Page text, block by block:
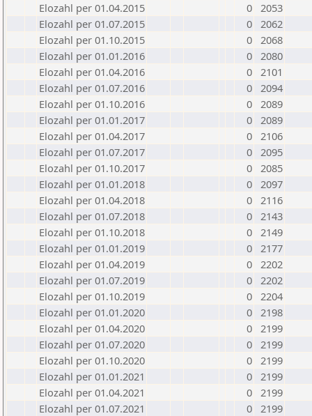
Elozahl per 01.04.2015
0 2053
Elozahl per 01.07.2015
0 2062
Elozahl per 01.10.2015
0 2068
Elozahl per 01.01.2016
0 2080
Elozahl per 01.04.2016
0 2101
Elozahl per 01.07.2016
0 2094
Elozahl per 01.10.2016
0 2089
Elozahl per 01.01.2017
0 2089
Elozahl per 01.04.2017
0 2106
Elozahl per 01.07.2017
0 2095
Elozahl per 01.10.2017
0 2085
Elozahl per 01.01.2018
0 2097
Elozahl per 01.04.2018
0 2116
Elozahl per 01.07.2018
0 2143
Elozahl per 01.10.2018
0 2149
Elozahl per 01.01.2019
0 2177
Elozahl per 01.04.2019
0 2202
Elozahl per 01.07.2019
0 2202
Elozahl per 01.10.2019
0 2204
Elozahl per 01.01.2020
0 2198
Elozahl per 01.04.2020
0 2199
Elozahl per 01.07.2020
0 2199
Elozahl per 01.10.2020
0 2199
Elozahl per 01.01.2021
0 2199
Elozahl per 01.04.2021
0 2199
Elozahl per 01.07.2021
0 2199